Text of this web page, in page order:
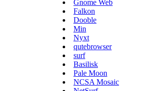
Gnome Web
Falkon
Dooble
Min
Nyxt
qutebrowser
surf
Basilisk
Pale Moon
NCSA Mosaic